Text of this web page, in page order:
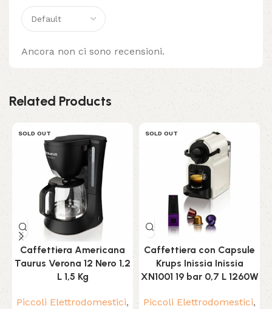
Ancora non ci sono recensioni.
Related Products
SOLD OUT
Caffettiera Americana
Taurus Verona 12 Nero 1,2
L 1,5 Kg
Piccoli Elettrodomestici,
SOLD OUT
Caffettiera con Capsule
Krups Inissia Inissia
XN1001 19 bar 0,7 L 1260W
Piccoli Elettrodomestici,